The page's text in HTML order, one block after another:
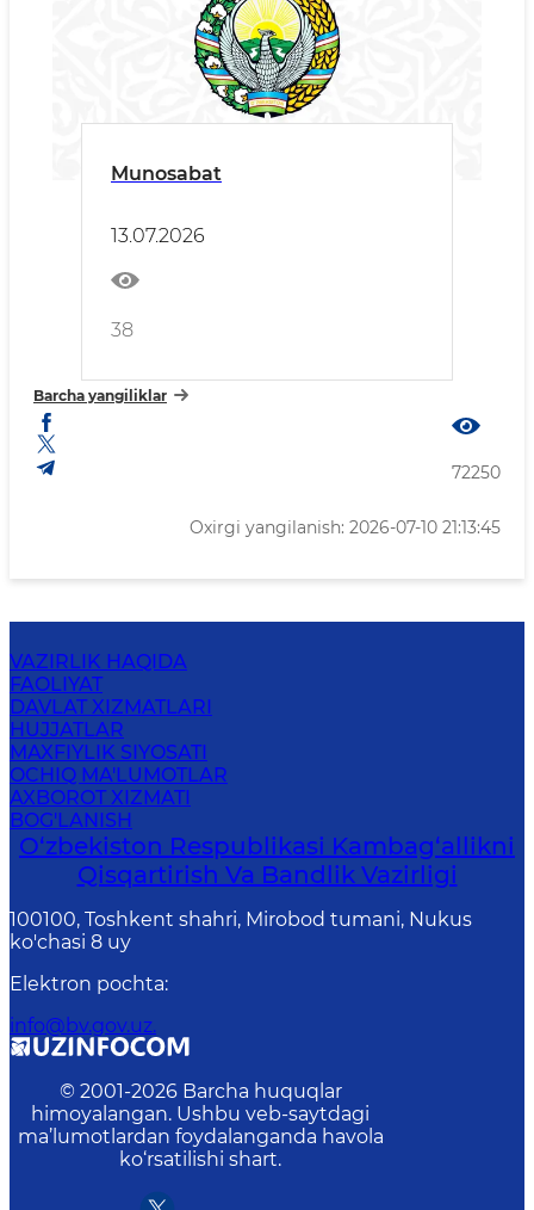
Munosabat
13.07.2026
38
Barcha yangiliklar
72250
Oxirgi yangilanish: 2026-07-10 21:13:45
VAZIRLIK HAQIDA
FAOLIYAT
DAVLAT XIZMATLARI
HUJJATLAR
MAXFIYLIK SIYOSATI
OCHIQ MA'LUMOTLAR
AXBOROT XIZMATI
BOG'LANISH
O‘zbekiston Respublikasi Kambag‘allikni
Qisqartirish Va Bandlik Vazirligi
100100, Toshkent shahri, Mirobod tumani, Nukus
ko'chasi 8 uy
Elektron pochta:
info@bv.gov.uz.
© 2001-2026 Barcha huquqlar
himoyalangan. Ushbu veb-saytdagi
ma’lumotlardan foydalanganda havola
ko‘rsatilishi shart.